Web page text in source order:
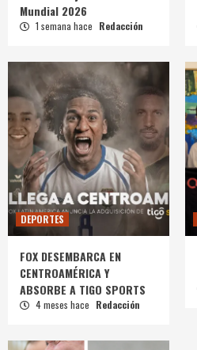
Mundial 2026
1 semana hace Redacción
DEPORTES
FOX DESEMBARCA EN
CENTROAMÉRICA Y
ABSORBE A TIGO SPORTS
4 meses hace Redacción